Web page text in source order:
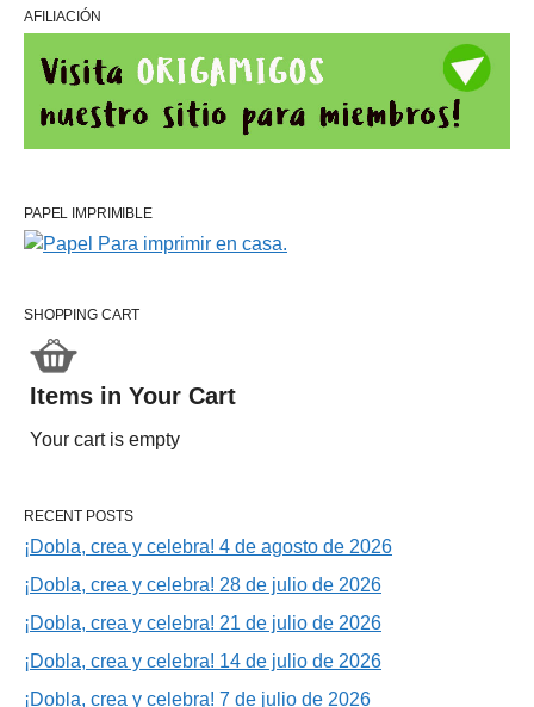
AFILIACIÓN
PAPEL IMPRIMIBLE
SHOPPING CART
Items in Your Cart
Your cart is empty
RECENT POSTS
¡Dobla, crea y celebra! 4 de agosto de 2026
¡Dobla, crea y celebra! 28 de julio de 2026
¡Dobla, crea y celebra! 21 de julio de 2026
¡Dobla, crea y celebra! 14 de julio de 2026
¡Dobla, crea y celebra! 7 de julio de 2026